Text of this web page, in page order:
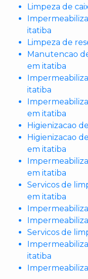
Limpeza de
itatiba
Limpeza de
Manutencao
em itatiba
itatiba
em itatiba
Higienizacao
Higienizacao
em itatiba
em itatiba
Servicos de
em itatiba
Servicos de
itatiba